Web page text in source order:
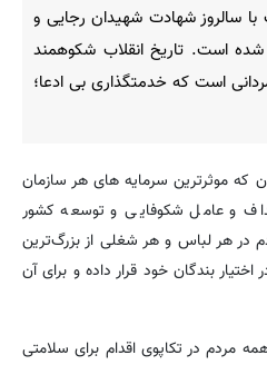
سالروز شهادت شهیدان رجایی و
شده است. تاریخ انقلاب شکوهمند
است که خدمتگذاری بی ادعا؛
که موثرترین سرمایه های هر سازمان
و عامل شکوفایی و توسعه کشور
در هر لباس و هر شغلی از بزرگ‌ترین
بندگان خود قرار داده و برای آن
مردم در تکاپوی اقدام برای سلامتی